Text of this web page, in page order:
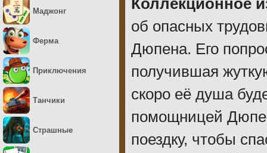
Коллекционное
об опасных
Дюпена. Его
получившая
скоро её душа
помощницей
поездку, чтобы
Маджонг
Ферма
Приключения
Танчики
Страшные